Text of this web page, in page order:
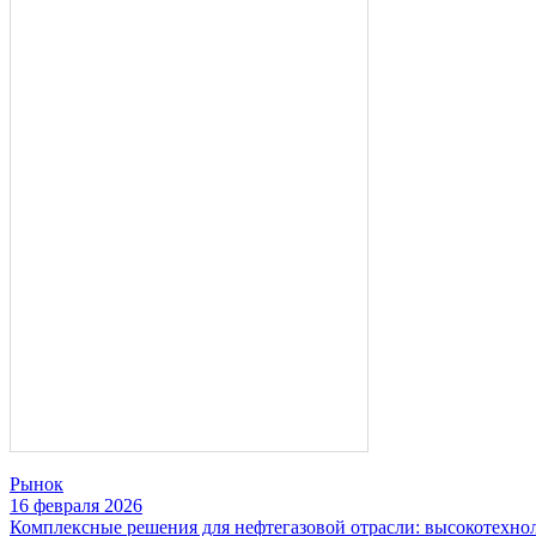
Рынок
16 февраля 2026
Комплексные решения для нефтегазовой отрасли: